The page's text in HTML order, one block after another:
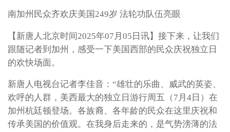
南加州民众齐欢庆美国249岁 法轮功队伍亮眼
【新唐人北京时间2025年07月05日讯】接下来，让我们
跟随记者到加州，感受一下美国西部的民众庆祝独立日
的欢快场面。
新唐人电视台记者李佳音：“雄壮的乐曲、威武的英姿、
欢呼的人群，美西最大的独立日游行周五（7月4日）在
加州杭廷顿登场。各族裔、各年龄的民众在这里庆祝和
传承美国的价值观。在我身后走来的，是气势滂薄的法